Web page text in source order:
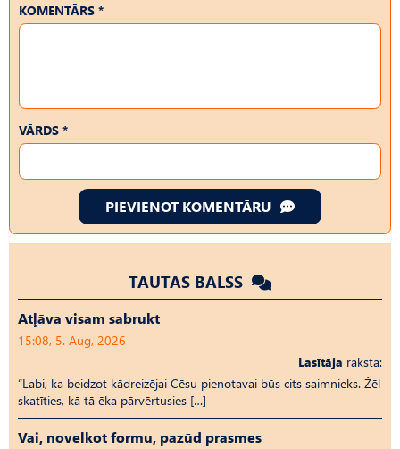
KOMENTĀRS *
VĀRDS *
PIEVIENOT KOMENTĀRU
TAUTAS BALSS
Atļāva visam sabrukt
15:08, 5. Aug, 2026
Lasītāja raksta:
“Labi, ka beidzot kādreizējai Cēsu pienotavai būs cits saimnieks. Žēl
skatīties, kā tā ēka pārvērtusies […]
Vai, novelkot formu, pazūd prasmes